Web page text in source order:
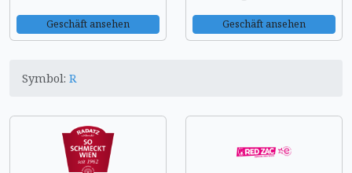
Geschäft ansehen Geschäft ansehen
Symbol: R